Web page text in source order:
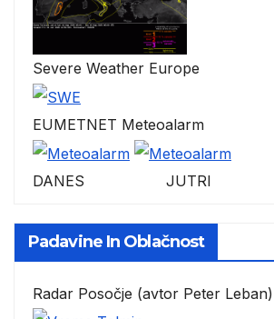
Severe Weather Europe
EUMETNET Meteoalarm
DANES JUTRI
Padavine In Oblačnost
Radar Posočje (avtor Peter Leban)